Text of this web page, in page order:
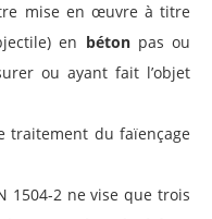
mise en œuvre à titre
en bétonpas ou
ou ayant fait l’objet
traitement du faïençage
1504-2 ne vise que trois